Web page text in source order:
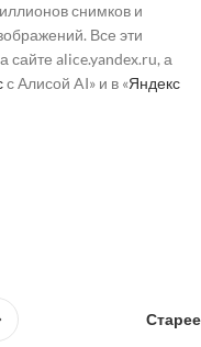
снимков и
Все эти
сайте alice.yandex.ru, а
с Алисой AI» и в «Яндекс
Старее